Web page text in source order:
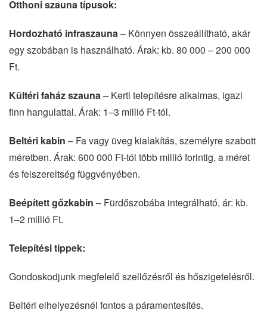
Otthoni szauna típusok:
Hordozható infraszauna– Könnyen összeállítható, akár
egy szobában is használható. Árak: kb. 80 000 – 200 000
Ft.
Kültéri faház szauna– Kerti telepítésre alkalmas, igazi
finn hangulattal. Árak: 1–3 millió Ft-tól.
Beltéri kabin – Fa vagy üveg kialakítás, személyre szabott
méretben. Árak: 600 000 Ft-tól több millió forintig, a méret
és felszereltség függvényében.
Beépített gőzkabin – Fürdőszobába integrálható, ár: kb.
1–2 millió Ft.
Telepítési tippek:
Gondoskodjunk megfelelő szellőzésről és hőszigetelésről.
Beltéri elhelyezésnél fontos a páramentesítés.